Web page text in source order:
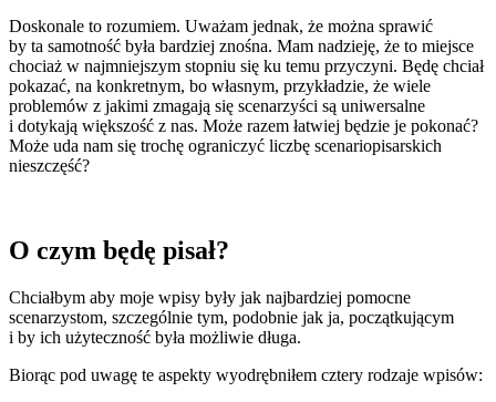
Doskonale to rozumiem. Uważam jednak, że można sprawić
by ta samotność była bardziej znośna. Mam nadzieję, że to miejsce
chociaż w najmniejszym stopniu się ku temu przyczyni. Będę chciał
pokazać, na konkretnym, bo własnym, przykładzie, że wiele
problemów z jakimi zmagają się scenarzyści są uniwersalne
i dotykają większość z nas. Może razem łatwiej będzie je pokonać?
Może uda nam się trochę ograniczyć liczbę scenariopisarskich
nieszczęść?
O czym będę pisał?
Chciałbym aby moje wpisy były jak najbardziej pomocne
scenarzystom, szczególnie tym, podobnie jak ja, początkującym
i by ich użyteczność była możliwie długa.
Biorąc pod uwagę te aspekty wyodrębniłem cztery rodzaje wpisów: